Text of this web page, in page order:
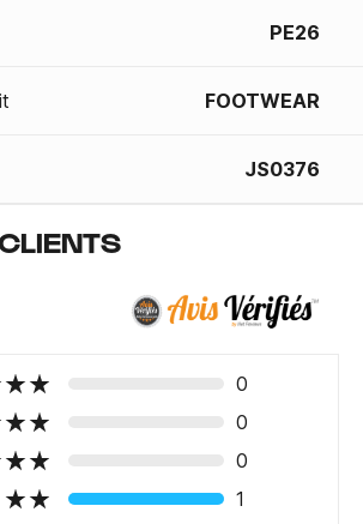
PE26
FOOTWEAR
JS0376
0
0
0
1